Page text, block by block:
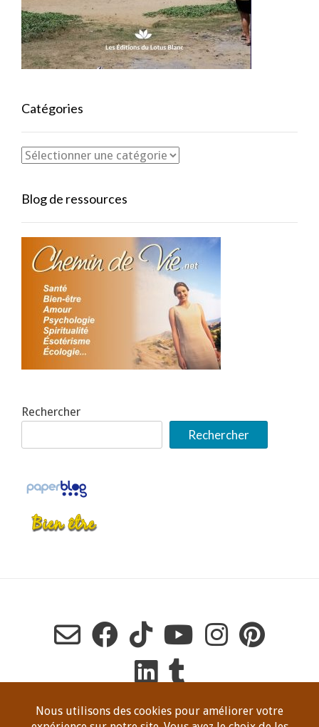
Catégories
Blog de ressources
Rechercher
Rechercher